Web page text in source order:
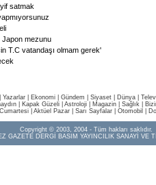
satmak
Japon mezunu
T.C vatandaşı olmam gerek'
Yazarlar Ekonomi Gündem Siyaset Dünya |
Kapak Güzeli Astroloji Magazin Sağlık
Cumartesi| Aktüel Pazar| Sarı Sayfalar| Otomobil
Copyright © 2003, 2004 - Tüm hakları saklıdır.
GAZETE DERGİ BASIM YAYINCILIK SANAYİ VE